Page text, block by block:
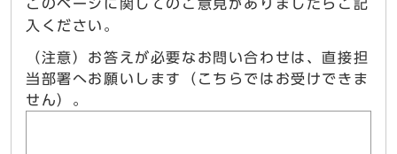
このページに関してのご意見がありましたらご記
入ください。
（注意）お答えが必要なお問い合わせは、直接担
当部署へお願いします（こちらではお受けできま
せん）。